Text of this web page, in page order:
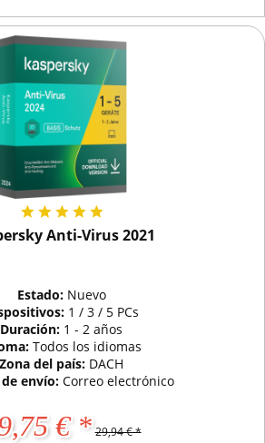
Anti-Virus 2021
Estado: Nuevo
1 / 3 / 5 PCs
Duración: 1 - 2 años
Todos los idiomas
Zona del país: DACH
envío: Correo electrónico
€ * 29,94 € *